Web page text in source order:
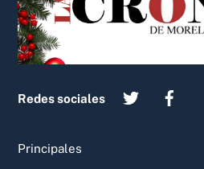
Redes sociales
Principales